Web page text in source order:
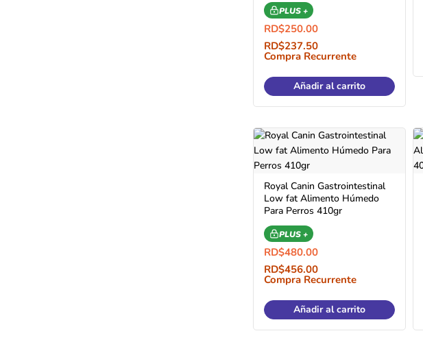
PLUS +
RD$250.00
RD$237.50
Compra Recurrente
Añadir al carrito
Royal Canin Gastrointestinal
Low fat Alimento Húmedo
Para Perros 410gr
PLUS +
RD$480.00
RD$456.00
Compra Recurrente
Añadir al carrito